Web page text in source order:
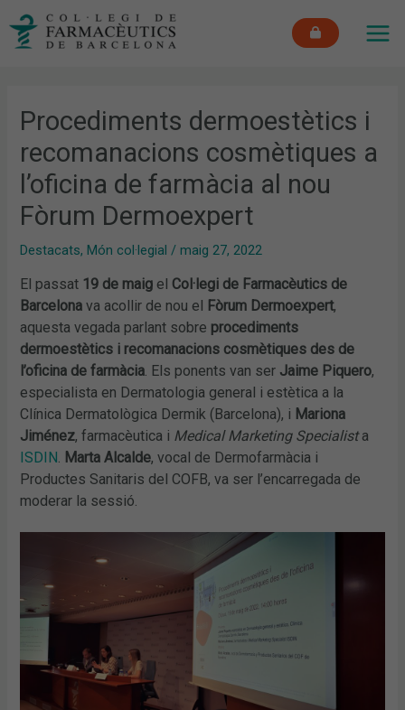
Procediments dermoestètics i
recomanacions cosmètiques a
l’oficina de farmàcia al nou
Fòrum Dermoexpert
Destacats, Món col·legial /maig 27, 2022
El passat 19 de maig el Col·legi de Farmacèutics de
Barcelona va acollir de nou el Fòrum Dermoexpert,
aquesta vegada parlant sobre procediments
dermoestètics i recomanacions cosmètiques des de
l’oficina de farmàcia. Els ponents van ser Jaime Piquero,
especialista en Dermatologia general i estètica a la
Clínica Dermatològica Dermik (Barcelona), i Mariona
Jiménez, farmacèutica i Medical Marketing Specialista
ISDIN. Marta Alcalde, vocal de Dermofarmàcia i
Productes Sanitaris del COFB, va ser l’encarregada de
moderar la sessió.